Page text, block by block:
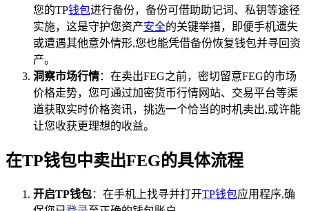
您的TP钱包进行备份，备份可借助助记词、私钥等途径
实施，这是守护您资产安全的关键举措，即便手机遗失
或遭遇其他意外情形,您也能凭借备份恢复钱包并寻回资
产。
洞察市场行情：在卖出FEG之前，密切留意FEG的市场
价格走势，您可通过加密货币行情网站、交易平台等渠
道获取实时价格资讯，挑选一个恰当的时机卖出,或许能
让您收获更理想的收益。
在TP钱包中卖出FEG的具体流程
开启TP钱包：在手机上找寻并打开TP钱包应用程序,确